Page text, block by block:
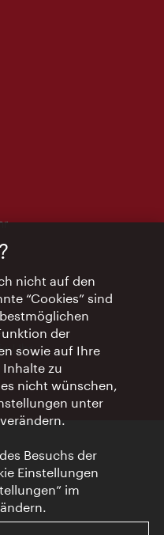
Uhr
nicht auf den
“Cookies” sind
der
sowie auf Ihre
zu
nicht wünschen,
unter
Besuchs der
Einstellungen
im